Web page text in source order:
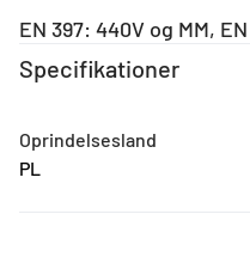
EN 397: 440V og MM,
Specifikationer
Oprindelsesland
PL